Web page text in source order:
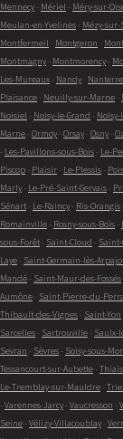
Mennecy - Mériel - Méry-sur-
Meulan-en-Yvelines - Mézy-
Montfermeil - Montgeron -
Montmagny - Montmorency -
Les-Mureaux - Nandy - Nanterre
Plaisance - Neuilly-sur-Marne -
Noisiel - Noisy-le-Grand - Noisy-
Marne - Ormoy - Orsay - Osny -
- Les-Pavillons-sous-Bois - Le-
Piscop - Plaisir - Le-Plessis -
Marly - Le-Pré-Saint-Gervais -
Sénart - Le-Raincy - Ris-Orangis
Romainville - Rosny-sous-Bois -
sous-Forêt - Saint-Cloud - Saint-
Laye - Saint-Germain-lès-
Mandé - Saint-Maur-des-Fossés
Aumône - Saint-Pierre-du-
Thibault-des-Vignes - Saint-Yon
Sarcelles - Sartrouville - Saulx-
Sevran - Sèvres - Soisy-sous-
Tessancourt-sur-Aubette - Thiais
Le-Tremblay-sur-Mauldre -
- Varennes-Jarcy - Vaucresson -
Seine - Vélizy-Villacoublay -